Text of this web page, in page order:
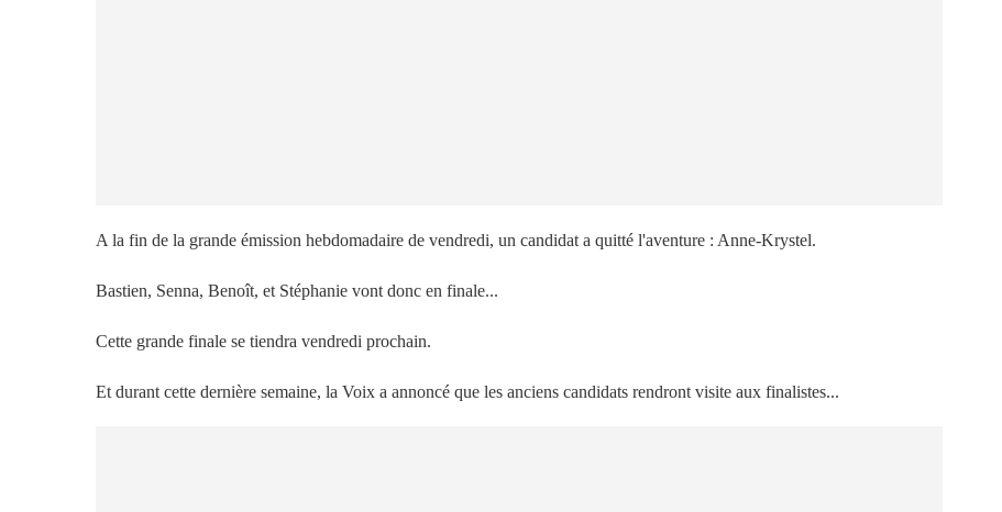
A la fin de la grande émission hebdomadaire de vendredi, un candidat a quitté l'aventure : Anne-Krystel.
Bastien, Senna, Benoît, et Stéphanie vont donc en finale...
Cette grande finale se tiendra vendredi prochain.
Et durant cette dernière semaine, la Voix a annoncé que les anciens candidats rendront visite aux finalistes...